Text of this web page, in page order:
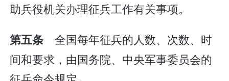
助兵役机关办理征兵工作有关事项。
第五条 全国每年征兵的人数、次数、时
间和要求，由国务院、中央军事委员会的